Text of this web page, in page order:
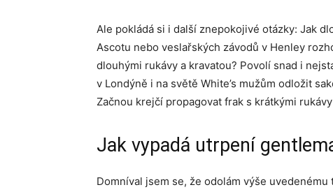
Ale pokládá si i další znepokojivé otázky: Jak
Ascotu nebo veslařských závodů v Henley
dlouhými rukávy a kravatou? Povolí snad i
v Londýně i na světě White’s mužům odložit
Začnou krejčí propagovat frak s krátkými
Jak vypadá utrpení
Domníval jsem se, že odolám výše